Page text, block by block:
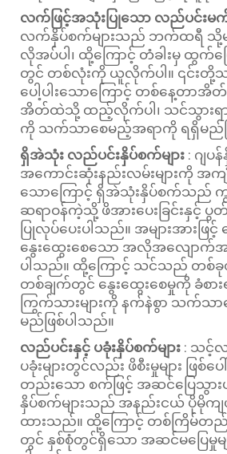
လက်ဖြင့်အသုံးပြုသော လည်ပင်းမက်
လက်နှိပ်စက်များသည် ဘက်ထရီ သို့
လိုအပ်ပါ၊ ထို့ကြောင့် တံခါးမှ ထွက်ပ
တွင် တစ်လုံးကို ယူလိုက်ပါ။ ၎င်း
ပေါ့ပါးသောကြောင့် တစ်နေ့တ
အိတ်ထဲသို့ ထည့်လိုက်ပါ၊ သင်သွားရာ
ကို သက်သာစေမည့်အရာကို ရရှိမည်ဖ
ရှိအဲသုံး လည်ပင်းနှိပ်စက်များ : ဂျပ
အကောင်းဆုံးနည်းလမ်းများကို အက
သောကြောင့် ရှိအဲသုံးနှိပ်စက်သည် က
ဆရာဝန်ကဲ့သို့ ဖိအားပေးခြင်းနှင့် ပွ
ပြုလုပ်ပေးပါသည်။ အများအားဖြင့်
နွေးထွေးစေသော အလိုအလျောက်အ
ပါသည်။ ထို့ကြောင့် သင်သည် တစ်
တစ်ချက်တွင် နွေးထွေးစေမှုကို ခံစာ
ကြွက်သားများကို နက်နဲစွာ သက်သ
မည်ဖြစ်ပါသည်။
လည်ပင်းနှင့် ပခုံးနှိပ်စက်များ : သင့်
ပခုံးများတွင်လည်း ဖိစီးမှုများ ဖြစ်
တည်းသော စက်ဖြင့် အဆင်ပြေသွာ
နှိပ်စက်များသည် အနည်းငယ် ပိုမိုကျ
ထားသည်။ ထို့ကြောင့် တစ်ကြိမ်တ
တွင် နှစ်စုံတွင်ရှိသော အဆင်မပြေမှုမျ